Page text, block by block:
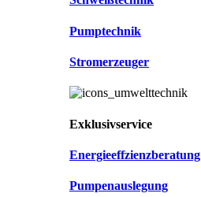
Pumptechnik
Stromerzeuger
Exklusivservice
Energieeffzienzberatung
Pumpenauslegung